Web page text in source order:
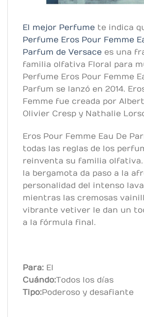
El mejor Perfume te indica
Perfume Eros Pour Femme
Parfum de Versace es una
familia olfativa Floral para
Perfume Eros Pour Femme
Parfum se lanzó en 2014.
Femme fue creada por
Olivier Cresp y Nathalie
Eros Pour Femme Eau De
todas las reglas de los
reinventa su familia olfativa.
la bergamota da paso a la
personalidad del intenso
mientras las cremosas
vibrante vetiver le dan un
a la fórmula final.
Para: El
Cuándo:Todos los días
Tipo:Poderoso y desafiante